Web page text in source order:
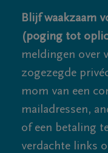
Blijf waakzaam
(poging tot
meldingen over
zogezegde
mom van een
mailadressen,
of een betaling
verdachte links